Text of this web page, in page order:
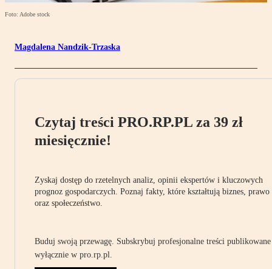
Foto: Adobe stock
Magdalena Nandzik-Trzaska
Czytaj treści PRO.RP.PL za 39 zł
miesięcznie!
Zyskaj dostęp do rzetelnych analiz, opinii ekspertów i kluczowych
prognoz gospodarczych. Poznaj fakty, które kształtują biznes, prawo
oraz społeczeństwo.
Buduj swoją przewagę. Subskrybuj profesjonalne treści publikowane
wyłącznie w pro.rp.pl.